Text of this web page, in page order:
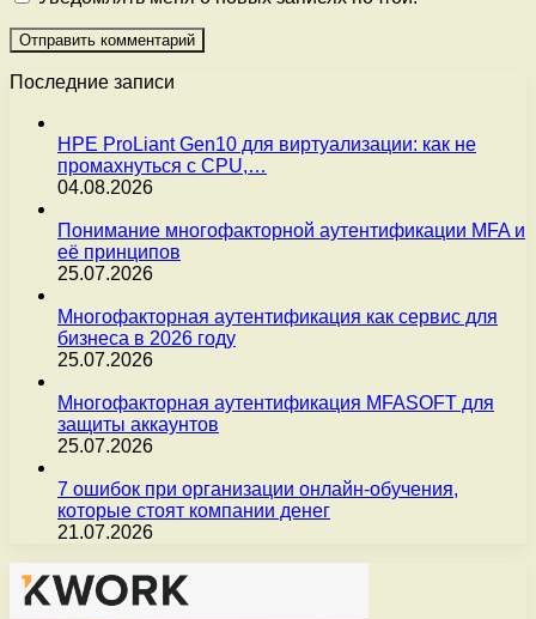
Последние записи
HPE ProLiant Gen10 для виртуализации: как не
промахнуться с CPU,…
04.08.2026
Понимание многофакторной аутентификации MFA и
её принципов
25.07.2026
Многофакторная аутентификация как сервис для
бизнеса в 2026 году
25.07.2026
Многофакторная аутентификация MFASOFT для
защиты аккаунтов
25.07.2026
7 ошибок при организации онлайн-обучения,
которые стоят компании денег
21.07.2026